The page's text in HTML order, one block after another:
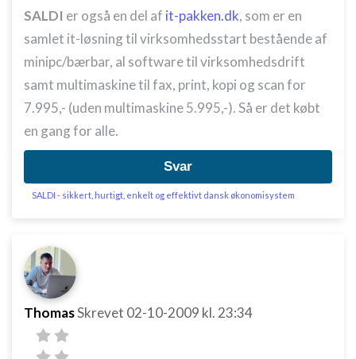
Ikke-IAB-behandlingsformål:
Nødvendig
Funktionel
Annoncering / marketing
SALDI er også en del af it-pakken.dk, som er en
samlet it-løsning til virksomhedsstart bestående af
minipc/bærbar, al software til virksomhedsdrift
samt multimaskine til fax, print, kopi og scan for
7.995,- (uden multimaskine 5.995,-). Så er det købt
en gang for alle.
Svar
SALDI - sikkert, hurtigt, enkelt og effektivt dansk økonomisystem
ThomasSkrevet 02-10-2009 kl. 23:34